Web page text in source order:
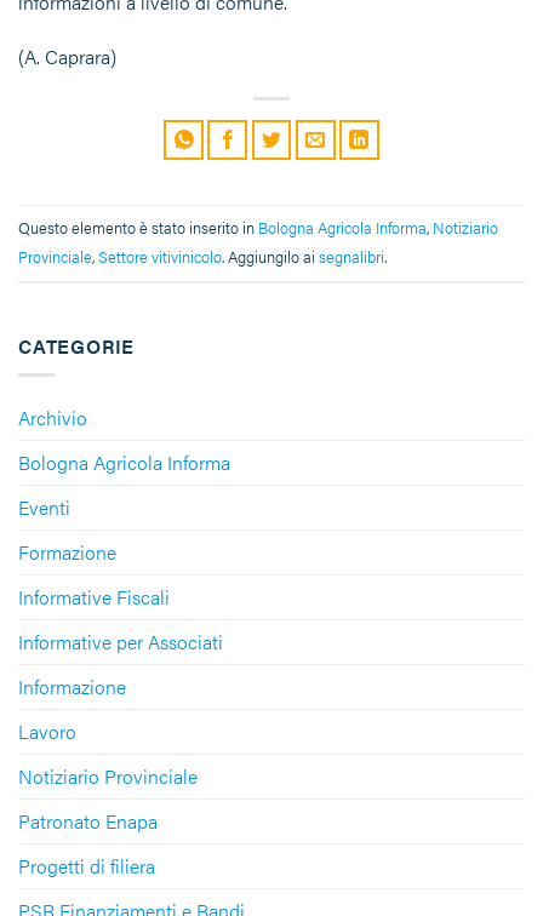
CATEGORIE
Archivio
Bologna Agricola Informa
Eventi
Formazione
Informative Fiscali
Informative per Associati
Informazione
Lavoro
Notiziario Provinciale
Patronato Enapa
Progetti di filiera
(A. Caprara)
Questo elemento è stato inserito in Bologna Agricola Informa, Notiziario
Provinciale,Settore vitivinicolo. Aggiungilo ai segnalibri.